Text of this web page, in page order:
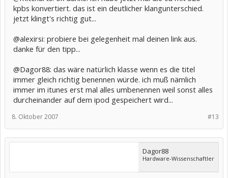
kpbs konvertiert. das ist ein deutlicher klangunterschied.
jetzt klingt's richtig gut...
@alexirsi: probiere bei gelegenheit mal deinen link aus.
danke für den tipp...
@Dagor88: das wäre natürlich klasse wenn es die titel
immer gleich richtig benennen würde. ich muß nämlich
immer im itunes erst mal alles umbenennen weil sonst alles
durcheinander auf dem ipod gespeichert wird...
#13
8. Oktober 2007
Dagor88
Hardware-Wissenschaftler